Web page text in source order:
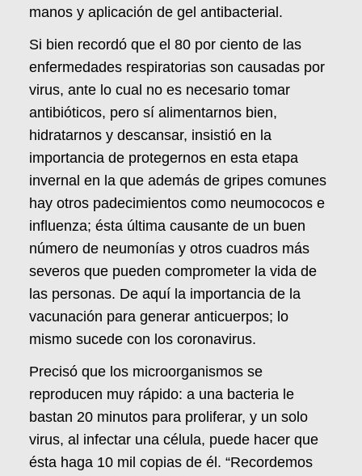
manos y aplicación de gel antibacterial.
Si bien recordó que el 80 por ciento de las
enfermedades respiratorias son causadas por
virus, ante lo cual no es necesario tomar
antibióticos, pero sí alimentarnos bien,
hidratarnos y descansar, insistió en la
importancia de protegernos en esta etapa
invernal en la que además de gripes comunes
hay otros padecimientos como neumococos e
influenza; ésta última causante de un buen
número de neumonías y otros cuadros más
severos que pueden comprometer la vida de
las personas. De aquí la importancia de la
vacunación para generar anticuerpos; lo
mismo sucede con los coronavirus.
Precisó que los microorganismos se
reproducen muy rápido: a una bacteria le
bastan 20 minutos para proliferar, y un solo
virus, al infectar una célula, puede hacer que
ésta haga 10 mil copias de él. “Recordemos